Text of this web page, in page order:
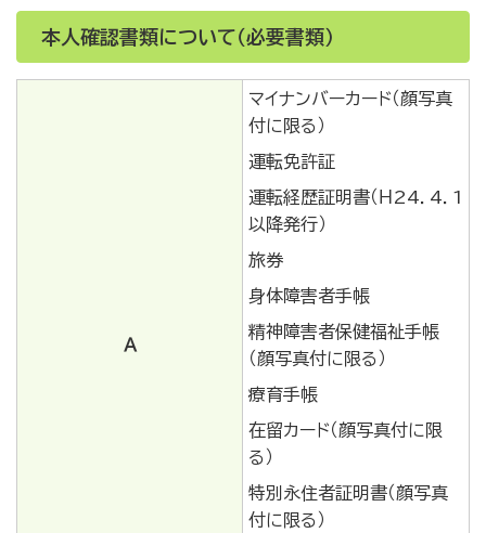
本人確認書類について（必要書類）
Ａ
マイナンバーカード（顔写真
付に限る）
運転免許証
運転経歴証明書（Ｈ24．4．1
以降発行）
旅券
身体障害者手帳
精神障害者保健福祉手帳
（顔写真付に限る）
療育手帳
在留カード（顔写真付に限
る）
特別永住者証明書（顔写真
付に限る）